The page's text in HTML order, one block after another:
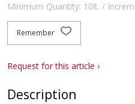
Minimum Quantity: 10lt. /
Remember
Request for this article ›
Description